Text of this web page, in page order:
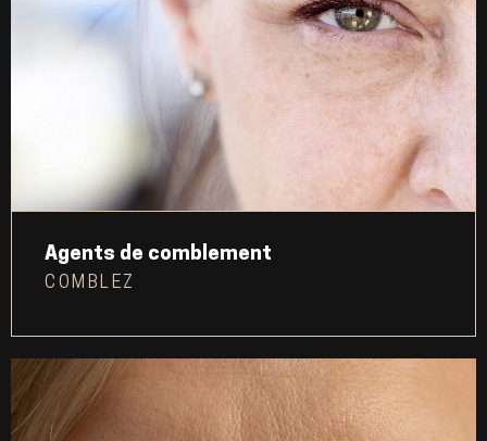
Agents de comblement
COMBLEZ